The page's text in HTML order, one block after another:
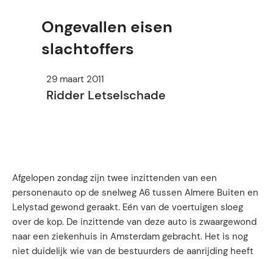
Ongevallen eisen
slachtoffers
29 maart 2011
Ridder Letselschade
Afgelopen zondag zijn twee inzittenden van een
personenauto op de snelweg A6 tussen Almere Buiten en
Lelystad gewond geraakt. Eén van de voertuigen sloeg
over de kop. De inzittende van deze auto is zwaargewond
naar een ziekenhuis in Amsterdam gebracht. Het is nog
niet duidelijk wie van de bestuurders de aanrijding heeft